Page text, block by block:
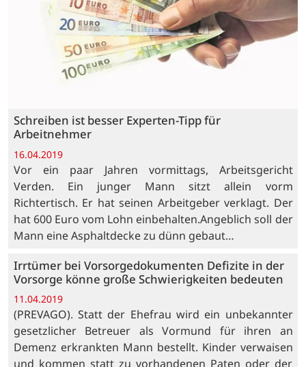
Schreiben ist besser Experten-Tipp für
Arbeitnehmer
16.04.2019
Vor ein paar Jahren vormittags, Arbeitsgericht
Verden. Ein junger Mann sitzt allein vorm
Richtertisch. Er hat seinen Arbeitgeber verklagt. Der
hat 600 Euro vom Lohn einbehalten.Angeblich soll der
Mann eine Asphaltdecke zu dünn gebaut…
Irrtümer bei Vorsorgedokumenten Defizite in der
Vorsorge könne große Schwierigkeiten bedeuten
11.04.2019
(PREVAGO). Statt der Ehefrau wird ein unbekannter
gesetzlicher Betreuer als Vormund für ihren an
Demenz erkrankten Mann bestellt. Kinder verwaisen
und kommen statt zu vorhandenen Paten oder der